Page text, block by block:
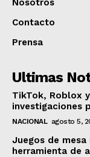
Nosotros
Contacto
Prensa
Ultimas
TikTok, Roblox
investigaciones
NACIONAL agosto 5,
Juegos de
herramienta de